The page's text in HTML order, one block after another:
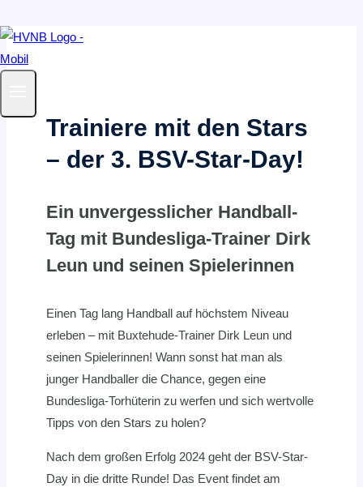
Zum
Inhalt
Trainiere mit den Stars
– der 3. BSV-Star-Day!
Ein unvergesslicher Handball-
Tag mit Bundesliga-Trainer Dirk
Leun und seinen Spielerinnen
Einen Tag lang Handball auf höchstem Niveau
erleben – mit Buxtehude-Trainer Dirk Leun und
seinen Spielerinnen! Wann sonst hat man als
junger Handballer die Chance, gegen eine
Bundesliga-Torhüterin zu werfen und sich wertvolle
Tipps von den Stars zu holen?
Nach dem großen Erfolg 2024 geht der BSV-Star-
Day in die dritte Runde! Das Event findet am